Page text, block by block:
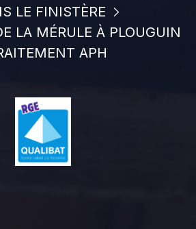
LE FINISTÈRE
LA MÉRULE À PLOUGUIN
APH